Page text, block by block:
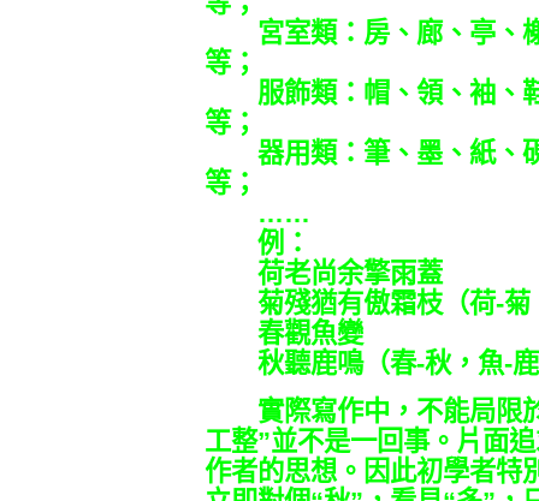
宮室類：房、廊、亭、
等；
服飾類：帽、領、袖、
等；
器用類：筆、墨、紙、
等；
……
例：
荷老尚余擎雨蓋
菊殘猶有傲霜枝（荷-菊
春觀魚變
秋聽鹿鳴（春-秋，魚-鹿
實際寫作中，不能局限
工整”並不是一回事。片面
作者的思想。因此初學者特